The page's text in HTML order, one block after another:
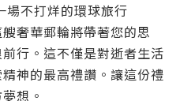
場不打烊的環球旅行
奢華郵輪將帶著您的思
行。這不僅是對逝者生活
神的最高禮讚。讓這份禮
想。